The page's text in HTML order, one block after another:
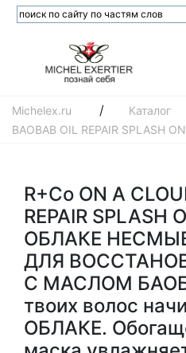
Michelex.ru / Каталог
BAOBAB OIL REPAIR SPLASH
R+Co ON A
REPAIR SPLASH
ОБЛАКЕ
ДЛЯ
С МАСЛОМ
твоих волос
ОБЛАКЕ.